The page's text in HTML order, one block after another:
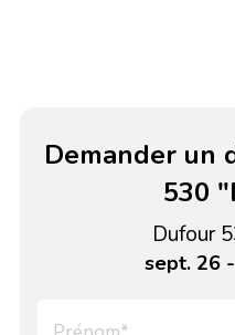
Demander un
530
Dufour
sept. 26